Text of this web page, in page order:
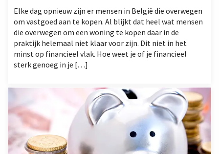
Elke dag opnieuw zijn er mensen in België die overwegen
om vastgoed aan te kopen. Al blijkt dat heel wat mensen
die overwegen om een woning te kopen daar in de
praktijk helemaal niet klaar voor zijn. Dit niet in het
minst op financieel vlak. Hoe weet je of je financieel
sterk genoeg in je […]